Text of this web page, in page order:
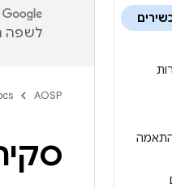
לשפה
AOSP